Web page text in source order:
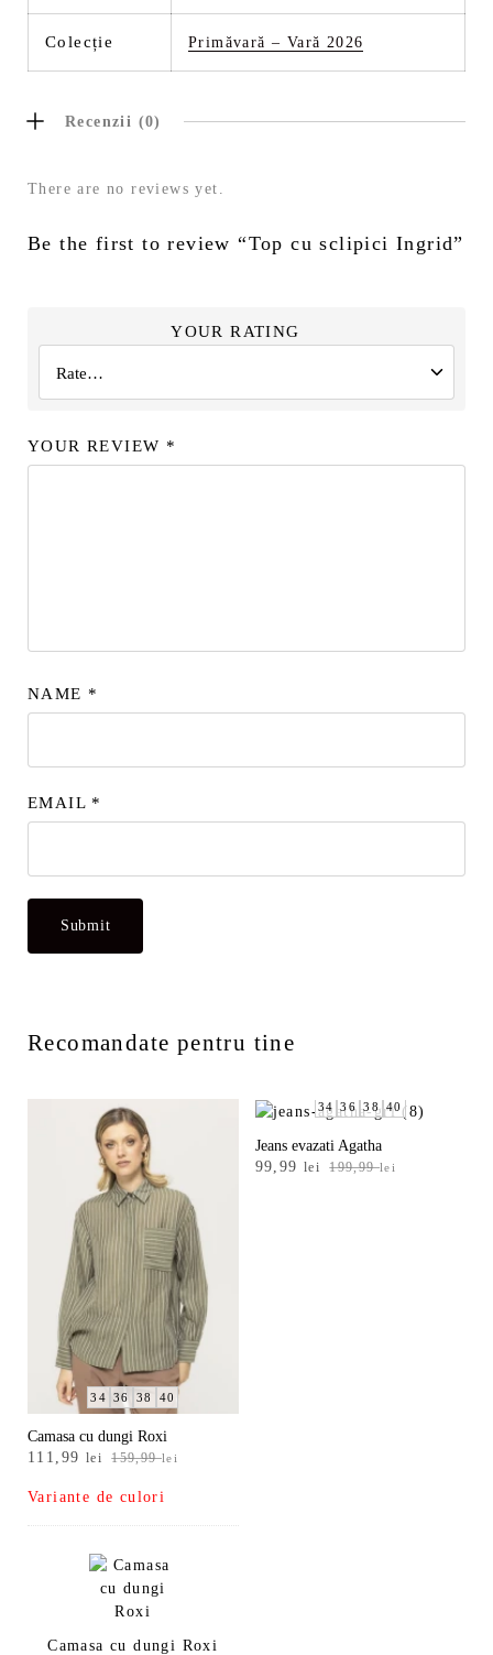
Colecție Primăvară – Vară 2026
Recenzii (0)
There are no reviews yet.
Be the first to review “Top cu sclipici Ingrid”
YOUR RATING
YOUR REVIEW *
NAME *
EMAIL *
Recomandate pentru tine
34 36 38 40
Camasa cu dungi Roxi
159,99lei
Prețul
a
fost:
111,99 lei
Prețul
este:
111,99 lei.
Variante de culori
Camasa cu dungi Roxi
34 36 38 40
Jeans evazati Agatha
199,99lei
Prețul
99,99 lei
Prețul